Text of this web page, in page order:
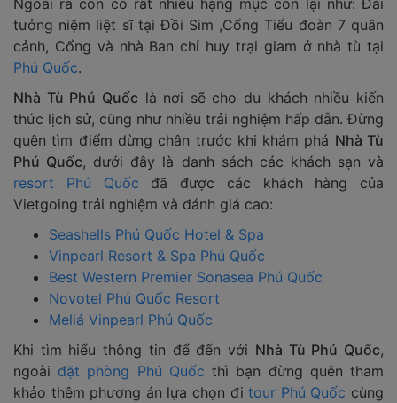
tưởng niệm liệt sĩ tại Đồi Sim ,Cổng Tiểu đoàn 7 quân
cảnh, Cổng và nhà Ban chỉ huy trại giam ở nhà tù tại
Phú Quốc.
Nhà Tù Phú Quốc là nơi sẽ cho du khách nhiều kiến
thức lịch sử, cũng như nhiều trải nghiệm hấp dẫn. Đừng
quên tìm điểm dừng chân trước khi khám phá Nhà Tù
Phú Quốc, dưới đây là danh sách các khách sạn và
resort Phú Quốc đã được các khách hàng của
Vietgoing trải nghiệm và đánh giá cao:
Seashells Phú Quốc Hotel & Spa
Vinpearl Resort & Spa Phú Quốc
Best Western Premier Sonasea Phú Quốc
Novotel Phú Quốc Resort
Meliá Vinpearl Phú Quốc
Khi tìm hiểu thông tin để đến với Nhà Tù Phú Quốc,
ngoài đặt phòng Phú Quốc thì bạn đừng quên tham
khảo thêm phương án lựa chọn đitour Phú Quốc cùng